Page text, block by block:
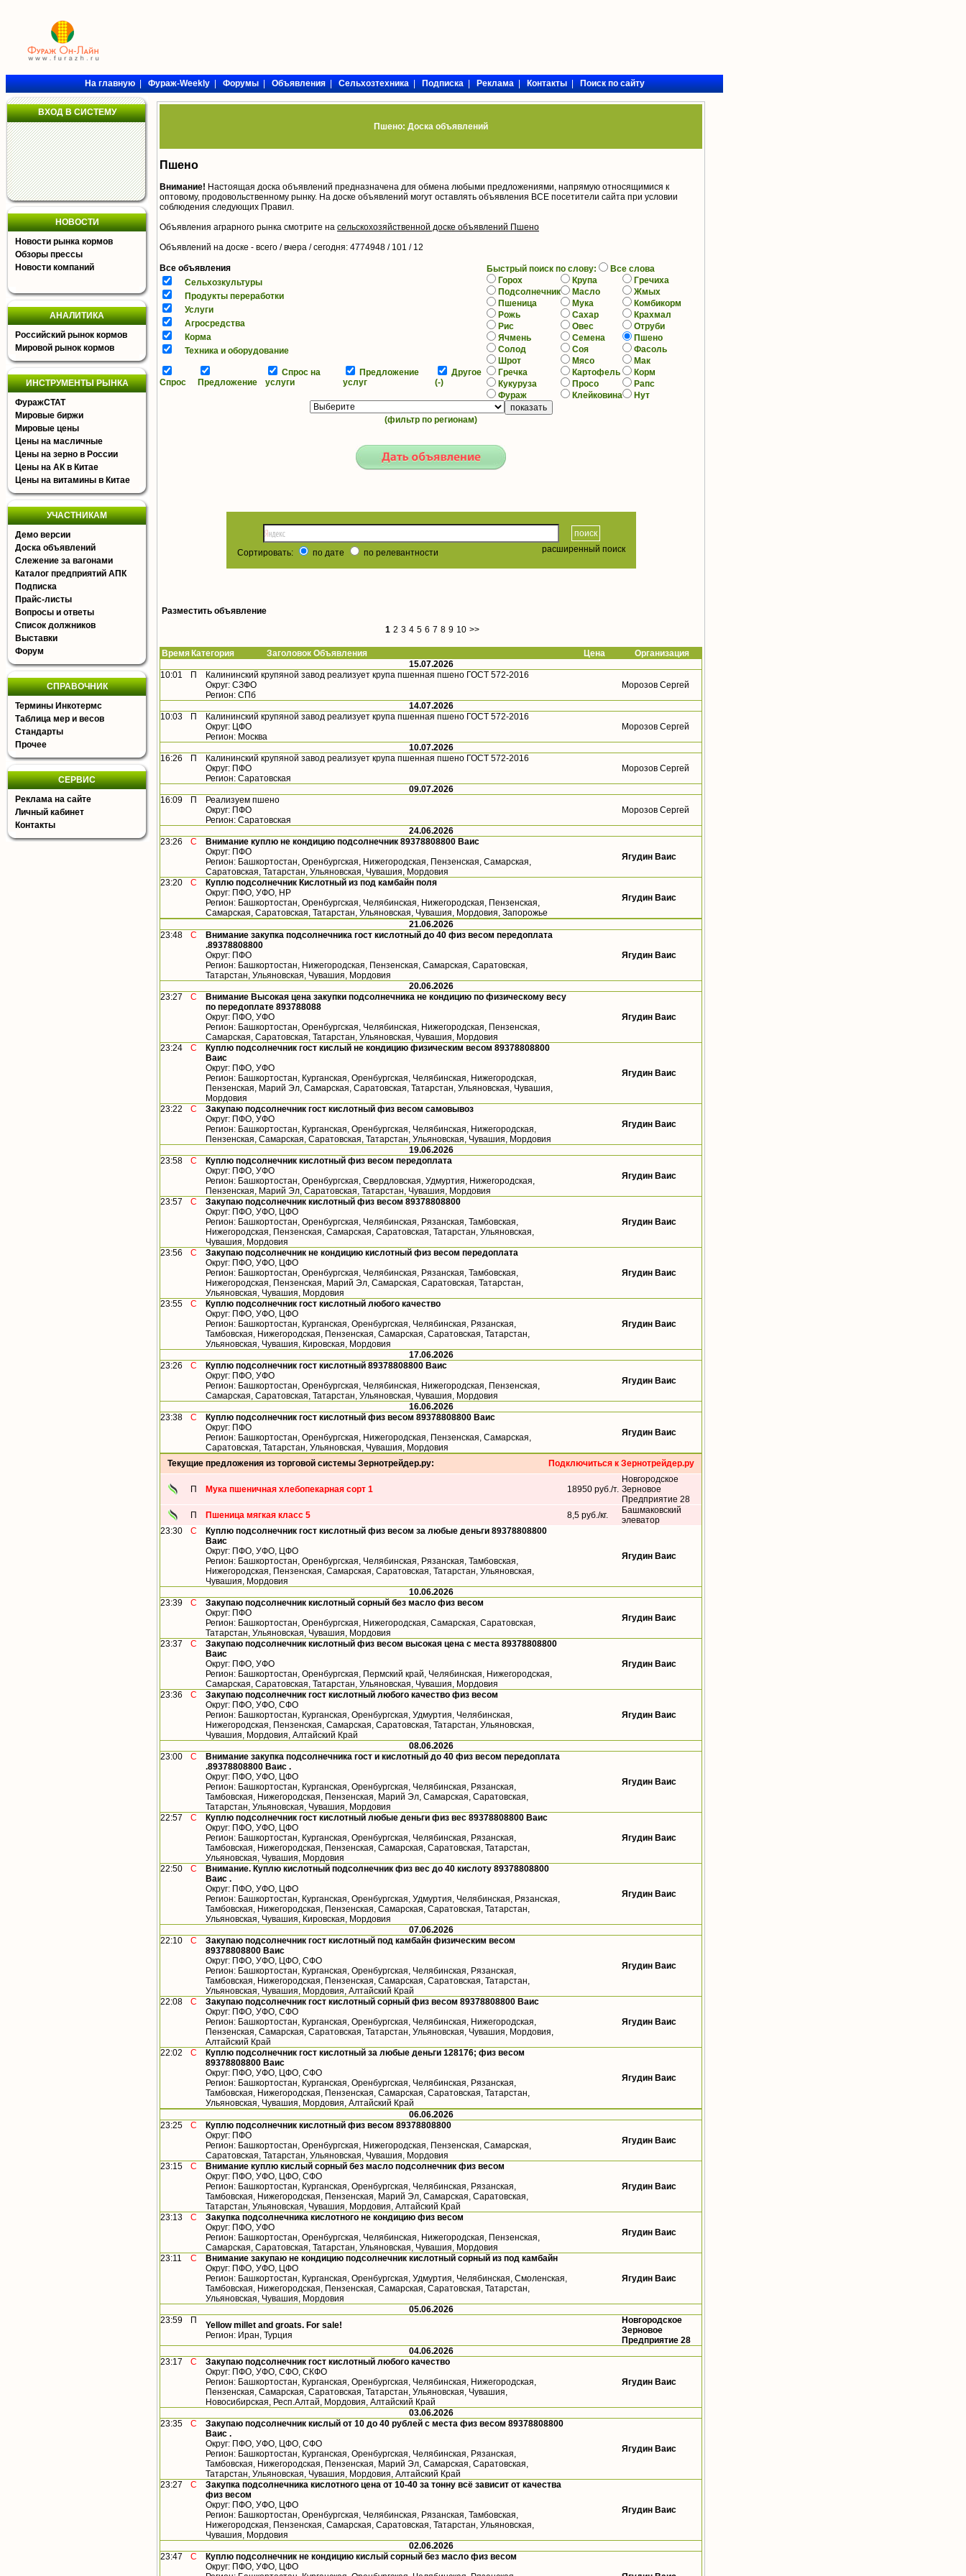
На главную|Фураж-Weekly|Форумы|Объявления|Сельхозтехника|Подписка|Реклама|Контакты|Поиск по сайту
ВХОД В СИСТЕМУ
НОВОСТИ
Новости рынка кормов
Обзоры прессы
Новости компаний
АНАЛИТИКА
Российский рынок кормов
Мировой рынок кормов
ИНСТРУМЕНТЫ РЫНКА
ФуражСТАТ
Мировые биржи
Мировые цены
Цены на масличные
Цены на зерно в России
Цены на АК в Китае
Цены на витамины в Китае
УЧАСТНИКАМ
Демо версии
Доска объявлений
Слежение за вагонами
Каталог предприятий АПК
Подписка
Прайс-листы
Вопросы и ответы
Список должников
Выставки
Форум
СПРАВОЧНИК
Термины Инкотермс
Таблица мер и весов
Стандарты
Прочее
СЕРВИС
Реклама на сайте
Личный кабинет
Контакты
Пшено: Доска объявлений
Пшено
Внимание! Настоящая доска объявлений предназначена для обмена любыми предложениями, напрямую относящимися к
оптовому, продовольственному рынку. На доске объявлений могут оставлять объявления ВСЕ посетители сайта при условии
соблюдения следующих Правил.
Объявления аграрного рынка смотрите на сельскохозяйственной доске объявлений Пшено
Объявлений на доске - всего / вчера /сегодня: 4774948 / 101 / 12
Все объявления Быстрый поиск по слову:
Все слова
Сельхозкультуры
Продукты переработки
Услуги
Агросредства
Корма
Техника и оборудование
Горох Крупа
Гречиха
Подсолнечник
Масло
Жмых
Пшеница
Мука
Комбикорм
Рожь
Сахар
Крахмал
Рис
Овес
Отруби
Ячмень
Семена
Пшено
Солод
Соя
Фасоль
Шрот
Мясо
Мак
Гречка
Картофель
Корм
Кукуруза
Просо
Рапс
Фураж
Клейковина Нут
Спрос Предложение
Спрос на
услуги
Предложение
услуг
Другое
(-)
(фильтр по регионам)
Сортировать: по дате по релевантности расширенный поиск
Разместить объявление
1 2 3 4 5 6 7 8 9 10 >>
Время Категория Заголовок Объявления Цена
Организация
15.07.2026
10:01
П
Калининский крупяной завод реализует крупа пшенная пшено ГОСТ 572-2016
Округ: СЗФО
Регион: СПб
Морозов Сергей
14.07.2026
10:03
П
Калининский крупяной завод реализует крупа пшенная пшено ГОСТ 572-2016
Округ: ЦФО
Регион: Москва
Морозов Сергей
10.07.2026
16:26
П
Калининский крупяной завод реализует крупа пшенная пшено ГОСТ 572-2016
Округ: ПФО
Регион: Саратовская
Морозов Сергей
09.07.2026
16:09
П
Реализуем пшено
Округ: ПФО
Регион: Саратовская
Морозов Сергей
24.06.2026
23:26
С
Внимание куплю не кондицию подсолнечник 89378808800 Ваис
Округ: ПФО
Регион: Башкортостан, Оренбургская, Нижегородская, Пензенская, Самарская,
Саратовская, Татарстан, Ульяновская, Чувашия, Мордовия
Ягудин Ваис
23:20 С
Куплю подсолнечник Кислотный из под камбайн поля
Округ: ПФО, УФО, НР
Регион: Башкортостан, Оренбургская, Челябинская, Нижегородская, Пензенская,
Самарская, Саратовская, Татарстан, Ульяновская, Чувашия, Мордовия, Запорожье
Ягудин Ваис
21.06.2026
23:48
С
Внимание закупка подсолнечника гост кислотный до 40 физ весом передоплата
.89378808800
Округ: ПФО
Регион: Башкортостан, Нижегородская, Пензенская, Самарская, Саратовская,
Татарстан, Ульяновская, Чувашия, Мордовия
Ягудин Ваис
20.06.2026
23:27
С
Внимание Высокая цена закупки подсолнечника не кондицию по физическому весу
по передоплате 893788088
Округ: ПФО, УФО
Регион: Башкортостан, Оренбургская, Челябинская, Нижегородская, Пензенская,
Самарская, Саратовская, Татарстан, Ульяновская, Чувашия, Мордовия
Ягудин Ваис
23:24 С
Куплю подсолнечник гост кислый не кондицию физическим весом 89378808800
Ваис
Округ: ПФО, УФО
Регион: Башкортостан, Курганская, Оренбургская, Челябинская, Нижегородская,
Пензенская, Марий Эл, Самарская, Саратовская, Татарстан, Ульяновская, Чувашия,
Мордовия
Ягудин Ваис
23:22 С
Закупаю подсолнечник гост кислотный физ весом самовывоз
Округ: ПФО, УФО
Регион: Башкортостан, Курганская, Оренбургская, Челябинская, Нижегородская,
Пензенская, Самарская, Саратовская, Татарстан, Ульяновская, Чувашия, Мордовия
Ягудин Ваис
19.06.2026
23:58
С
Куплю подсолнечник кислотный физ весом передоплата
Округ: ПФО, УФО
Регион: Башкортостан, Оренбургская, Свердловская, Удмуртия, Нижегородская,
Пензенская, Марий Эл, Саратовская, Татарстан, Чувашия, Мордовия
Ягудин Ваис
23:57 С
Закупаю подсолнечник кислотный физ весом 89378808800
Округ: ПФО, УФО, ЦФО
Регион: Башкортостан, Оренбургская, Челябинская, Рязанская, Тамбовская,
Нижегородская, Пензенская, Самарская, Саратовская, Татарстан, Ульяновская,
Чувашия, Мордовия
Ягудин Ваис
23:56 С
Закупаю подсолнечник не кондицию кислотный физ весом передоплата
Округ: ПФО, УФО, ЦФО
Регион: Башкортостан, Оренбургская, Челябинская, Рязанская, Тамбовская,
Нижегородская, Пензенская, Марий Эл, Самарская, Саратовская, Татарстан,
Ульяновская, Чувашия, Мордовия
Ягудин Ваис
23:55 С
Куплю подсолнечник гост кислотный любого качество
Округ: ПФО, УФО, ЦФО
Регион: Башкортостан, Курганская, Оренбургская, Челябинская, Рязанская,
Тамбовская, Нижегородская, Пензенская, Самарская, Саратовская, Татарстан,
Ульяновская, Чувашия, Кировская, Мордовия
Ягудин Ваис
17.06.2026
23:26
С
Куплю подсолнечник гост кислотный 89378808800 Ваис
Округ: ПФО, УФО
Регион: Башкортостан, Оренбургская, Челябинская, Нижегородская, Пензенская,
Самарская, Саратовская, Татарстан, Ульяновская, Чувашия, Мордовия
Ягудин Ваис
16.06.2026
23:38
С
Куплю подсолнечник гост кислотный физ весом 89378808800 Ваис
Округ: ПФО
Регион: Башкортостан, Оренбургская, Нижегородская, Пензенская, Самарская,
Саратовская, Татарстан, Ульяновская, Чувашия, Мордовия
Ягудин Ваис
Текущие предложения из торговой системы Зернотрейдер.ру: Подключиться к Зернотрейдер.ру
П Мука пшеничная хлебопекарная сорт 1 18950 руб./т.
Новгородское
Зерновое
Предприятие 28
П
Пшеница мягкая класс 5 8,5 руб./кг.
Башмаковский
элеватор
23:30
С
Куплю подсолнечник гост кислотный физ весом за любые деньги 89378808800
Ваис
Округ: ПФО, УФО, ЦФО
Регион: Башкортостан, Оренбургская, Челябинская, Рязанская, Тамбовская,
Нижегородская, Пензенская, Самарская, Саратовская, Татарстан, Ульяновская,
Чувашия, Мордовия
Ягудин Ваис
10.06.2026
23:39
С
Закупаю подсолнечник кислотный сорный без масло физ весом
Округ: ПФО
Регион: Башкортостан, Оренбургская, Нижегородская, Самарская, Саратовская,
Татарстан, Ульяновская, Чувашия, Мордовия
Ягудин Ваис
23:37 С
Закупаю подсолнечник кислотный физ весом высокая цена с места 89378808800
Ваис
Округ: ПФО, УФО
Регион: Башкортостан, Оренбургская, Пермский край, Челябинская, Нижегородская,
Самарская, Саратовская, Татарстан, Ульяновская, Чувашия, Мордовия
Ягудин Ваис
23:36 С
Закупаю подсолнечник гост кислотный любого качество физ весом
Округ: ПФО, УФО, СФО
Регион: Башкортостан, Курганская, Оренбургская, Удмуртия, Челябинская,
Нижегородская, Пензенская, Самарская, Саратовская, Татарстан, Ульяновская,
Чувашия, Мордовия, Алтайский Край
Ягудин Ваис
08.06.2026
23:00
С
Внимание закупка подсолнечника гост и кислотный до 40 физ весом передоплата
.89378808800 Ваис .
Округ: ПФО, УФО, ЦФО
Регион: Башкортостан, Курганская, Оренбургская, Челябинская, Рязанская,
Тамбовская, Нижегородская, Пензенская, Марий Эл, Самарская, Саратовская,
Татарстан, Ульяновская, Чувашия, Мордовия
Ягудин Ваис
22:57 С
Куплю подсолнечник гост кислотный любые деньги физ вес 89378808800 Ваис
Округ: ПФО, УФО, ЦФО
Регион: Башкортостан, Курганская, Оренбургская, Челябинская, Рязанская,
Тамбовская, Нижегородская, Пензенская, Самарская, Саратовская, Татарстан,
Ульяновская, Чувашия, Мордовия
Ягудин Ваис
22:50 С
Внимание. Куплю кислотный подсолнечник физ вес до 40 кислоту 89378808800
Ваис .
Округ: ПФО, УФО, ЦФО
Регион: Башкортостан, Курганская, Оренбургская, Удмуртия, Челябинская, Рязанская,
Тамбовская, Нижегородская, Пензенская, Самарская, Саратовская, Татарстан,
Ульяновская, Чувашия, Кировская, Мордовия
Ягудин Ваис
07.06.2026
22:10
С
Закупаю подсолнечник гост кислотный под камбайн физическим весом
89378808800 Ваис
Округ: ПФО, УФО, ЦФО, СФО
Регион: Башкортостан, Курганская, Оренбургская, Челябинская, Рязанская,
Тамбовская, Нижегородская, Пензенская, Самарская, Саратовская, Татарстан,
Ульяновская, Чувашия, Мордовия, Алтайский Край
Ягудин Ваис
22:08 С
Закупаю подсолнечник гост кислотный сорный физ весом 89378808800 Ваис
Округ: ПФО, УФО, СФО
Регион: Башкортостан, Курганская, Оренбургская, Челябинская, Нижегородская,
Пензенская, Самарская, Саратовская, Татарстан, Ульяновская, Чувашия, Мордовия,
Алтайский Край
Ягудин Ваис
22:02 С
Куплю подсолнечник гост кислотный за любые деньги 128176; физ весом
89378808800 Ваис
Округ: ПФО, УФО, ЦФО, СФО
Регион: Башкортостан, Курганская, Оренбургская, Челябинская, Рязанская,
Тамбовская, Нижегородская, Пензенская, Самарская, Саратовская, Татарстан,
Ульяновская, Чувашия, Мордовия, Алтайский Край
Ягудин Ваис
06.06.2026
23:25
С
Куплю подсолнечник кислотный физ весом 89378808800
Округ: ПФО
Регион: Башкортостан, Оренбургская, Нижегородская, Пензенская, Самарская,
Саратовская, Татарстан, Ульяновская, Чувашия, Мордовия
Ягудин Ваис
23:15 С
Внимание куплю кислый сорный без масло подсолнечник физ весом
Округ: ПФО, УФО, ЦФО, СФО
Регион: Башкортостан, Курганская, Оренбургская, Челябинская, Рязанская,
Тамбовская, Нижегородская, Пензенская, Марий Эл, Самарская, Саратовская,
Татарстан, Ульяновская, Чувашия, Мордовия, Алтайский Край
Ягудин Ваис
23:13 С
Закупка подсолнечника кислотного не кондицию физ весом
Округ: ПФО, УФО
Регион: Башкортостан, Оренбургская, Челябинская, Нижегородская, Пензенская,
Самарская, Саратовская, Татарстан, Ульяновская, Чувашия, Мордовия
Ягудин Ваис
23:11 С
Внимание закупаю не кондицию подсолнечник кислотный сорный из под камбайн
Округ: ПФО, УФО, ЦФО
Регион: Башкортостан, Курганская, Оренбургская, Удмуртия, Челябинская, Смоленская,
Тамбовская, Нижегородская, Пензенская, Самарская, Саратовская, Татарстан,
Ульяновская, Чувашия, Мордовия
Ягудин Ваис
05.06.2026
23:59
П Yellow millet and groats. For sale!
Регион: Иран, Турция
Новгородское
Зерновое
Предприятие 28
04.06.2026
23:17
С
Закупаю подсолнечник гост кислотный любого качество
Округ: ПФО, УФО, СФО, СКФО
Регион: Башкортостан, Курганская, Оренбургская, Челябинская, Нижегородская,
Пензенская, Самарская, Саратовская, Татарстан, Ульяновская, Чувашия,
Новосибирская, Респ.Алтай, Мордовия, Алтайский Край
Ягудин Ваис
03.06.2026
23:35
С
Закупаю подсолнечник кислый от 10 до 40 рублей с места физ весом 89378808800
Ваис .
Округ: ПФО, УФО, ЦФО, СФО
Регион: Башкортостан, Курганская, Оренбургская, Челябинская, Рязанская,
Тамбовская, Нижегородская, Пензенская, Марий Эл, Самарская, Саратовская,
Татарстан, Ульяновская, Чувашия, Мордовия, Алтайский Край
Ягудин Ваис
23:27 С
Закупка подсолнечника кислотного цена от 10-40 за тонну всё зависит от качества
физ весом
Округ: ПФО, УФО, ЦФО
Регион: Башкортостан, Оренбургская, Челябинская, Рязанская, Тамбовская,
Нижегородская, Пензенская, Самарская, Саратовская, Татарстан, Ульяновская,
Чувашия, Мордовия
Ягудин Ваис
02.06.2026
23:47
С
Куплю подсолнечник не кондицию кислый сорный без масло физ весом
Округ: ПФО, УФО, ЦФО